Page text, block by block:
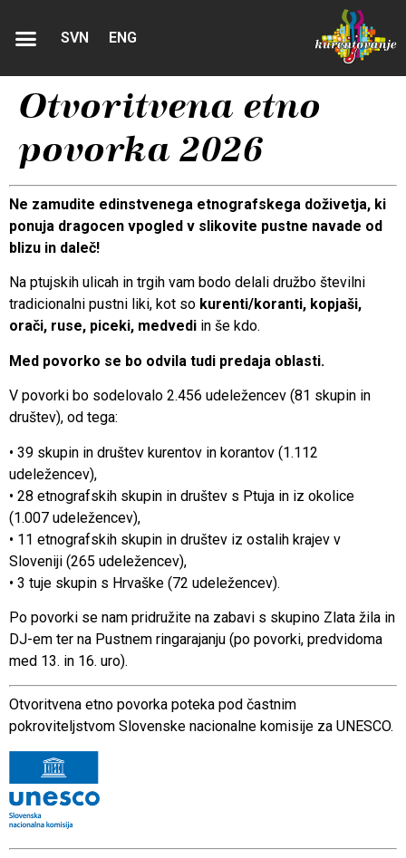
SVN ENG
Otvoritvena etno
povorka 2026
Ne zamudite edinstvenega etnografskega doživetja, ki
ponuja dragocen vpogled v slikovite pustne navade od
blizu in daleč!
Na ptujskih ulicah in trgih vam bodo delali družbo številni
tradicionalni pustni liki, kot so kurenti/koranti, kopjaši,
orači, ruse, piceki, medvedi in še kdo.
Med povorko se bo odvila tudi predaja oblasti.
V povorki bo sodelovalo 2.456 udeležencev (81 skupin in
društev), od tega:
• 39 skupin in društev kurentov in korantov (1.112
udeležencev),
• 28 etnografskih skupin in društev s Ptuja in iz okolice
(1.007 udeležencev),
• 11 etnografskih skupin in društev iz ostalih krajev v
Sloveniji (265 udeležencev),
• 3 tuje skupin s Hrvaške (72 udeležencev).
Po povorki se nam pridružite na zabavi s skupino Zlata žila in
DJ-em ter na Pustnem ringarajanju (po povorki, predvidoma
med 13. in 16. uro).
Otvoritvena etno povorka poteka pod častnim
pokroviteljstvom Slovenske nacionalne komisije za UNESCO.